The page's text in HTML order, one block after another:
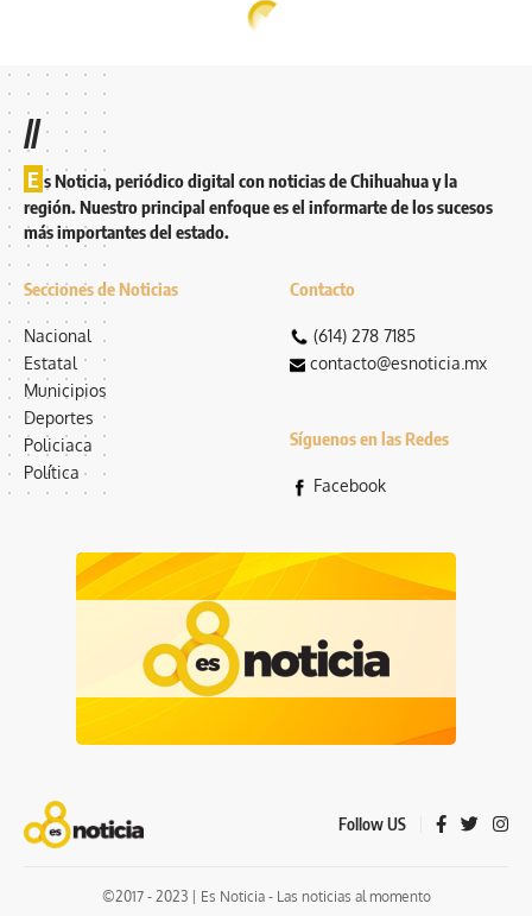
//
E s Noticia, periódico digital con noticias de Chihuahua y la
región. Nuestro principal enfoque es el informarte de los sucesos
más importantes del estado.
Secciones de Noticias
Nacional
Estatal
Municipios
Deportes
Policiaca
Política
Contacto
(614) 278 7185
contacto@esnoticia.mx
Síguenos en las Redes
Facebook
Follow US
©2017 - 2023 | Es Noticia - Las noticias al momento